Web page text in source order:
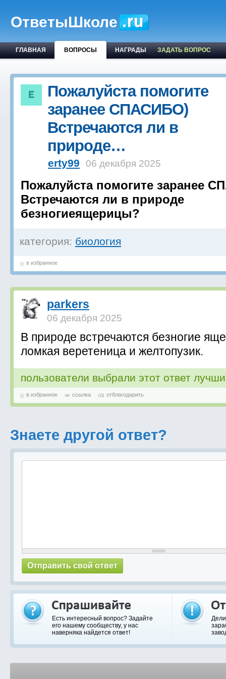
ОтветыШколе
ГЛАВНАЯ ВОПРОСЫ НАГРАДЫ ЗАДАТЬ ВОПРОС
Пожалуйста помогите
заранее СПАСИБО)
Встречаются ли в
природе…
erty99 06 декабря 2025
Пожалуйста помогите заранее
Встречаются ли в природе
безногиеящерицы?
категория: биология
в избранное
parkers
06 декабря 2025
В природе встречаются безногие
ломкая веретеница и желтопузик.
пользователи выбрали этот ответ
в избранное ссылка отблагодарить
Знаете другой ответ?
Есть интересный вопрос? Задайте
его нашему сообществу, у нас
наверняка найдется ответ!